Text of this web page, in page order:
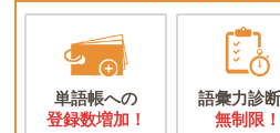
単語帳への
登録数増加！
語彙力診
無制限！